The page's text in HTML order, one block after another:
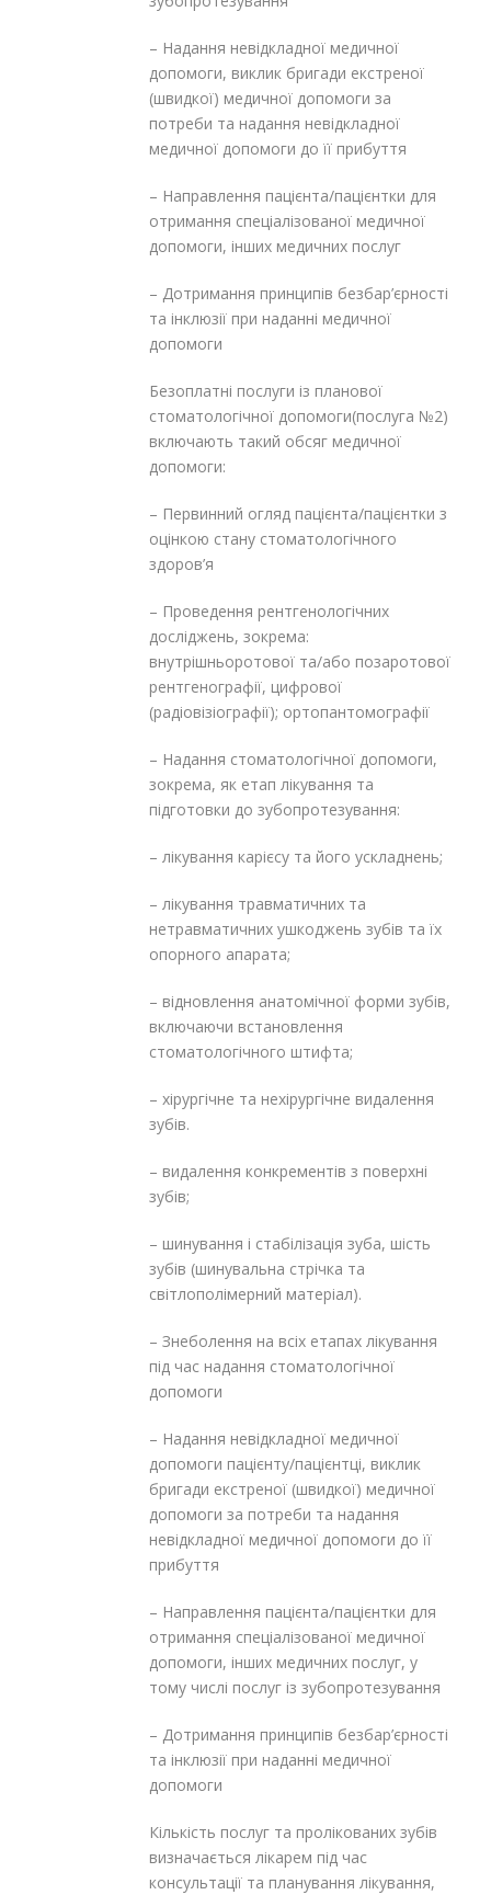
– Надання невідкладної медичної
допомоги, виклик бригади екстреної
(швидкої) медичної допомоги за
потреби та надання невідкладної
медичної допомоги до її прибуття
– Направлення пацієнта/пацієнтки для
отримання спеціалізованої медичної
допомоги, інших медичних послуг
– Дотримання принципів безбар’єрності
та інклюзії при наданні медичної
допомоги
Безоплатні послуги із планової
стоматологічної допомоги(послуга №2)
включають такий обсяг медичної
допомоги:
– Первинний огляд пацієнта/пацієнтки з
оцінкою стану стоматологічного
здоров’я
– Проведення рентгенологічних
досліджень, зокрема:
внутрішньоротової та/або позаротової
рентгенографії, цифрової
(радіовізіографії); ортопантомографії
– Надання стоматологічної допомоги,
зокрема, як етап лікування та
підготовки до зубопротезування:
– лікування карієсу та його ускладнень;
– лікування травматичних та
нетравматичних ушкоджень зубів та їх
опорного апарата;
– відновлення анатомічної форми зубів,
включаючи встановлення
стоматологічного штифта;
– хірургічне та нехірургічне видалення
зубів.
– видалення конкрементів з поверхні
зубів;
– шинування і стабілізація зуба, шість
зубів (шинувальна стрічка та
світлополімерний матеріал).
– Знеболення на всіх етапах лікування
під час надання стоматологічної
допомоги
– Надання невідкладної медичної
допомоги пацієнту/пацієнтці, виклик
бригади екстреної (швидкої) медичної
допомоги за потреби та надання
невідкладної медичної допомоги до її
прибуття
– Направлення пацієнта/пацієнтки для
отримання спеціалізованої медичної
допомоги, інших медичних послуг, у
тому числі послуг із зубопротезування
– Дотримання принципів безбар’єрності
та інклюзії при наданні медичної
допомоги
Кількість послуг та пролікованих зубів
визначається лікарем під час
консультації та планування лікування,